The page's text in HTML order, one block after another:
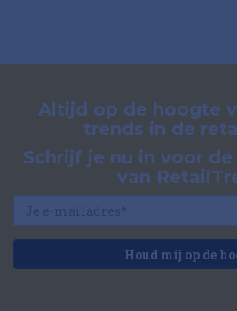
Altijd op de hoogte
trends in de
Schrijf je nu in voor
van
Houd mij op de